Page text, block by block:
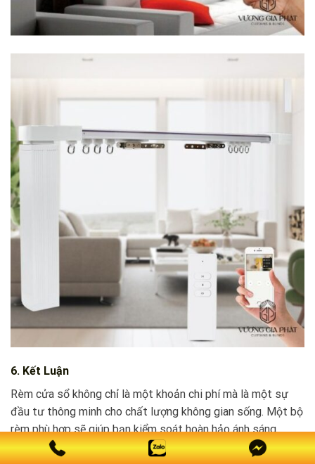
6. Kết Luận
Rèm cửa sổ không chỉ là một khoản chi phí mà là một sự
đầu tư thông minh cho chất lượng không gian sống. Một bộ
rèm phù hợp sẽ giúp bạn kiểm soát hoàn hảo ánh sáng,
nhiệt độ. Bảo vệ sự riêng tư và nâng cao giá trị thẩm mỹ